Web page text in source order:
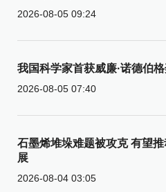
2026-08-05 09:24
我国科学家首获威廉·诺德伯
2026-08-05 07:40
石墨烯堆垛难题被攻克 有望
展
2026-08-04 03:05